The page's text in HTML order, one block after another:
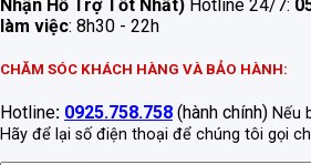
Nhận Hỗ Trợ Tốt Nhất) Hotline 24/7:
làm việc: 8h30 - 22h
CHĂM SÓC KHÁCH HÀNG VÀ BẢO HÀNH:
Hotline: 0925.758.758 (hành chính) Nếu
Hãy để lại số điện thoại để chúng tôi gọi